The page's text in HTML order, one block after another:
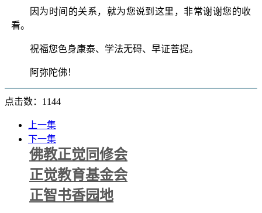
因为时间的关系，就为您说到这里，非常谢谢您的收
看。
祝福您色身康泰、学法无碍、早证菩提。
阿弥陀佛！
点击数：1144
上一集
下一集
佛教正觉同修会
正觉教育基金会
正智书香园地